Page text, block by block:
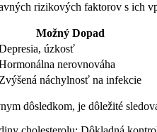
‍rizikových faktorov s ‌ich‌
Možný Dopad
úzkosť
‍nerovnováha
Zvýšená náchylnosť na⁤ infekcie
dôsledkom, je ⁤dôležité